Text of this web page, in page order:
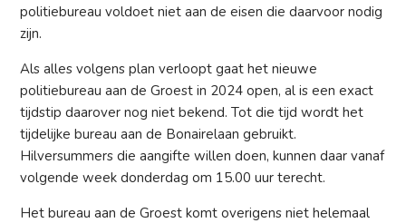
politiebureau voldoet niet aan de eisen die daarvoor nodig
zijn.
Als alles volgens plan verloopt gaat het nieuwe
politiebureau aan de Groest in 2024 open, al is een exact
tijdstip daarover nog niet bekend. Tot die tijd wordt het
tijdelijke bureau aan de Bonairelaan gebruikt.
Hilversummers die aangifte willen doen, kunnen daar vanaf
volgende week donderdag om 15.00 uur terecht.
Het bureau aan de Groest komt overigens niet helemaal